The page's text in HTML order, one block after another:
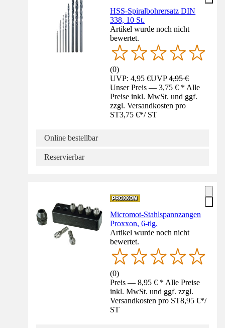
HSS-Spiralbohrersatz DIN
338, 10 St.
Artikel wurde noch nicht
bewertet.
(0)
UVP: 4,95 €UVP4,95 €
Unser Preis — 3,75 € * Alle
Preise inkl. MwSt. und ggf.
zzgl. Versandkosten pro
ST3,75 €*/ ST
Online bestellbar
Reservierbar
Micromot-Stahlspannzangen
Proxxon, 6-tlg.
Artikel wurde noch nicht
bewertet.
(0)
Preis — 8,95 € * Alle Preise
inkl. MwSt. und ggf. zzgl.
Versandkosten pro ST8,95 €*/
ST